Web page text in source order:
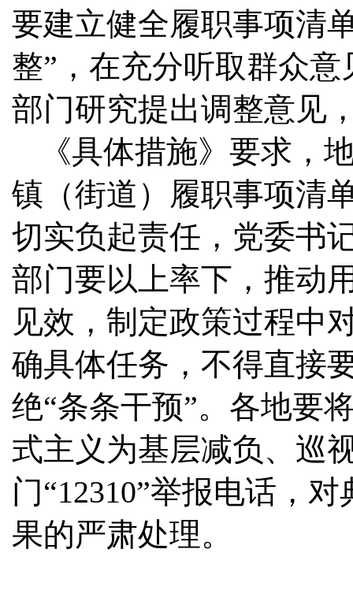
要建立健全履职事项清
整”，在充分听取群众
部门研究提出调整意见
《具体措施》要求，
镇（街道）履职事项清
切实负起责任，党委书
部门要以上率下，推动
见效，制定政策过程中
确具体任务，不得直接
绝“条条干预”。各地要
式主义为基层减负、巡
门“12310”举报电话，
果的严肃处理。